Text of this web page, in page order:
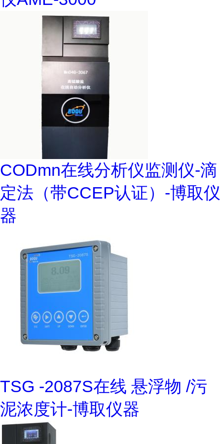
CODmn在线分析仪监测仪-滴
定法（带CCEP认证）-博取仪
器
TSG -2087S在线 悬浮物 /污
泥浓度计-博取仪器